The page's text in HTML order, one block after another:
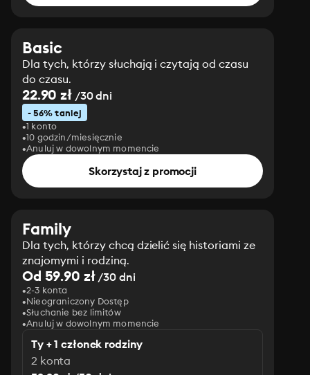
Basic
Dla tych, którzy słuchają i czytają od czasu
do czasu.
22.90 zł/30 dni
- 56% taniej
1 konto
10 godzin/miesięcznie
Anuluj w dowolnym momencie
Skorzystaj z promocji
Family
Dla tych, którzy chcą dzielić się historiami ze
znajomymi i rodziną.
Od 59.90 zł/30 dni
2-3 konta
Nieograniczony Dostęp
Słuchanie bez limitów
Anuluj w dowolnym momencie
Ty + 1 członek rodziny
2 konta